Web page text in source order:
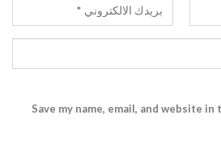
Save my name, email, and website